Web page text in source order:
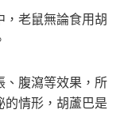
，老鼠無論食用胡
、腹瀉等效果，所
的情形，胡蘆巴是